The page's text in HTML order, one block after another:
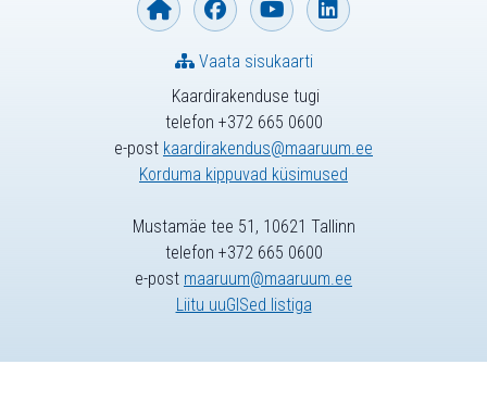
Kaardirakenduse tugi
telefon +372 665 0600
e-post kaardirakendus@maaruum.ee
Korduma kippuvad küsimused
Vaata sisukaarti
Mustamäe tee 51, 10621 Tallinn
telefon +372 665 0600
e-post maaruum@maaruum.ee
Liitu uuGISed listiga